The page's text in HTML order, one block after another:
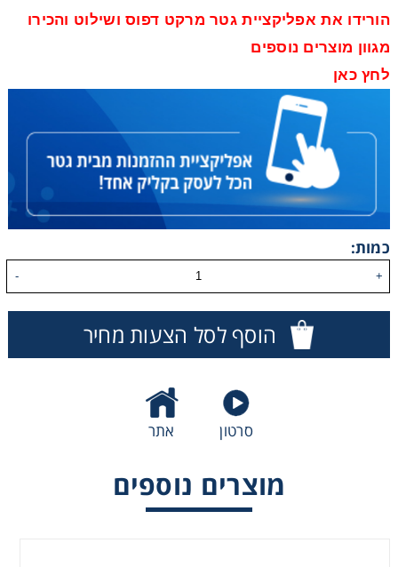
הורידו את אפליקציית גטר מרקט דפוס ושילוט והכירו
מגוון מוצרים נוספים
לחץ כאן
כמות:
+
-
הוסף לסל הצעות מחיר
סרטון אתר
מוצרים נוספים